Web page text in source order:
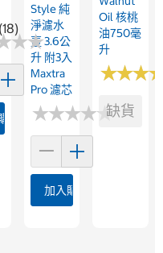
★★
★★
物車
Style 純
淨濾水
壺 3.6公
升 附3入
Maxtra
Pro 濾芯
★★★★★
★★★★★
加入購物車
Oil 核桃
油750毫
升
★★★
★★★
缺貨